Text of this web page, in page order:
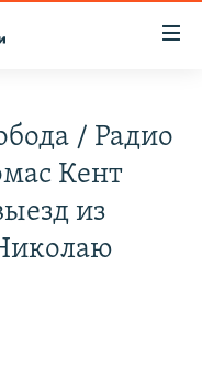
/ Радио
Кент
из